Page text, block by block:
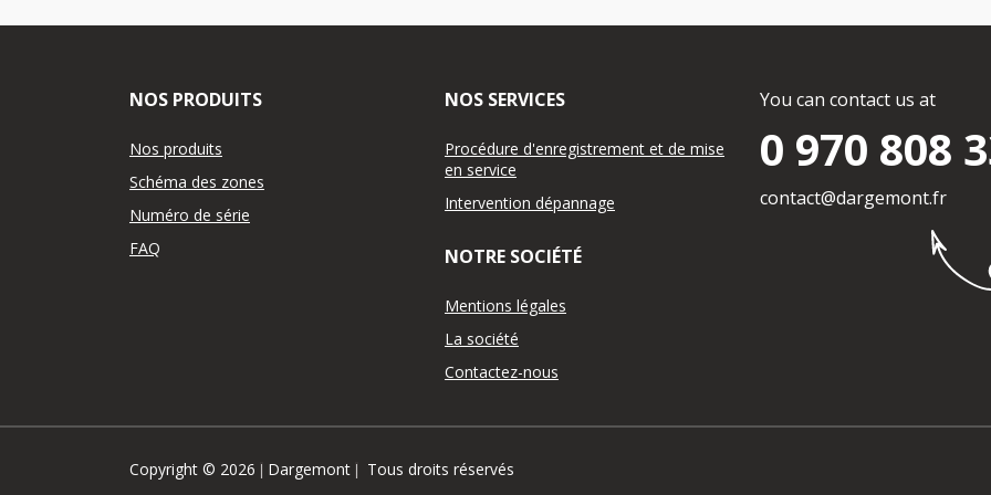
NOS PRODUITS
Nos produits
Schéma des zones
Numéro de série
FAQ
NOS SERVICES
Procédure d'enregistrement et de mise
en service
Intervention dépannage
NOTRE SOCIÉTÉ
Mentions légales
La société
Contactez-nous
You can contact us at
0 970 808
contact@dargemont.fr
Copyright © 2026 Dargemont Tous droits réservés